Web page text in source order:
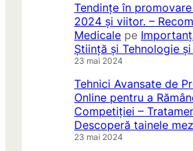
Tendințe în
2024 și viitor. –
Medicale pe
Știință și Tehnologie
23 mai 2024
Tehnici Avansate de
Online pentru a
Competiției –
Descoperă tainele
23 mai 2024